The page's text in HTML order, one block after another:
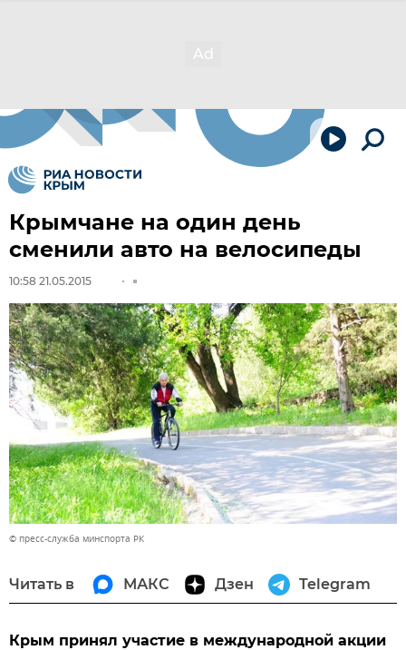
Крымчане на один день
сменили авто на велосипеды
10:58 21.05.2015
© пресс-служба минспорта РК
Читать в МАКС Дзен Telegram
Крым принял участие в международной акции